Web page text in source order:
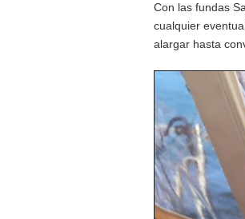
Con las fundas
cualquier
alargar hasta